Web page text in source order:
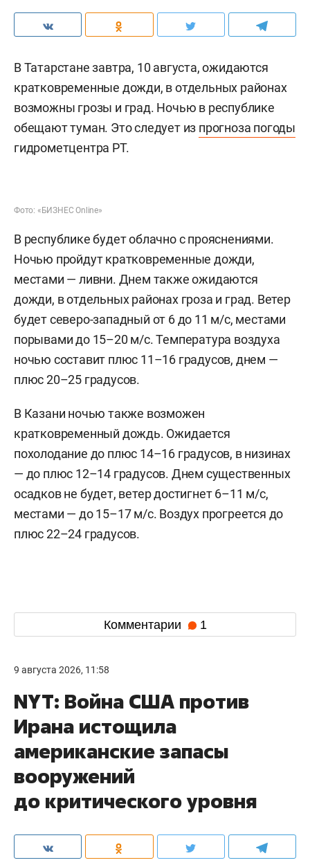
В Татарстане завтра, 10 августа, ожидаются
кратковременные дожди, в отдельных районах
возможны грозы и град. Ночью в республике
обещают туман. Это следует из прогноза погоды
гидрометцентра РТ.
Фото: «БИЗНЕС Online»
В республике будет облачно с прояснениями.
Ночью пройдут кратковременные дожди,
местами — ливни. Днем также ожидаются
дожди, в отдельных районах гроза и град. Ветер
будет северо-западный от 6 до 11 м/с, местами
порывами до 15–20 м/с. Температура воздуха
ночью составит плюс 11–16 градусов, днем —
плюс 20–25 градусов.
В Казани ночью также возможен
кратковременный дождь. Ожидается
похолодание до плюс 14–16 градусов, в низинах
— до плюс 12–14 градусов. Днем существенных
осадков не будет, ветер достигнет 6–11 м/c,
местами — до 15–17 м/с. Воздух прогреется до
плюс 22–24 градусов.
Комментарии 1
9 августа 2026, 11:58
NYT: Война США против
Ирана истощила
американские запасы
вооружений
до критического уровня